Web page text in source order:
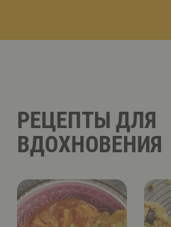
РЕЦЕПТЫ ДЛЯ
ВДОХНОВЕНИЯ